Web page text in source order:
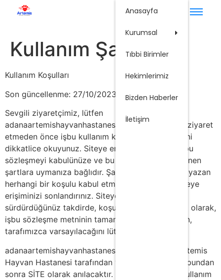
Anasayfa
Kurumsal
Tıbbi Birimler
Hekimlerimiz
Bizden Haberler
İletişim
Kullanım Şartları
Kullanım Koşulları
Son güncellenme: 27/10/2023
Sevgili ziyaretçimiz, lütfen
adanaartemishayvanhastanesi.com web sitemizi ziyaret
etmeden önce işbu kullanım koşulları sözleşmesini
dikkatlice okuyunuz. Siteye erişiminiz tamamen bu
sözleşmeyi kabulünüze ve bu sözleşme ile belirlenen
şartlara uymanıza bağlıdır. Şayet bu sözleşmede yazan
herhangi bir koşulu kabul etmiyorsanız, lütfen siteye
erişiminizi sonlandırınız. Siteye erişiminizi
sürdürdüğünüz takdirde, koşulsuz ve kısıtlamasız olarak,
işbu sözleşme metninin tamamını kabul ettiğinizin,
tarafımızca varsayılacağını lütfen unutmayınız.
adanaartemishayvanhastanesi.com web sitesi Artemis
Hayvan Hastanesi tarafından yönetilmekte olup, bundan
sonra SİTE olarak anılacaktır. İşbu siteye ilişkin Kullanım